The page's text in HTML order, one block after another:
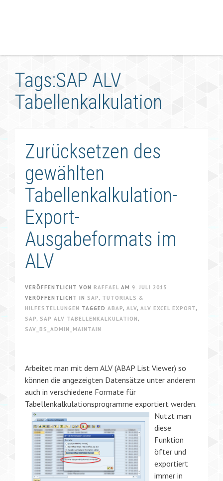
Tags:SAP ALV
Tabellenkalkulation
Zurücksetzen des
gewählten
Tabellenkalkulation-
Export-
Ausgabeformats im
ALV
VERÖFFENTLICHT VON RAFFAEL AM 9. JULI 2013
VERÖFFENTLICHT IN SAP, TUTORIALS &
HILFESTELLUNGEN TAGGED ABAP, ALV, ALV EXCEL EXPORT,
SAP, SAP ALV TABELLENKALKULATION ,
SAV_BS_ADMIN_MAINTAIN
Arbeitet man mit dem ALV (ABAP List Viewer) so
können die angezeigten Datensätze unter anderem
auch in verschiedene Formate für
Tabellenkalkulationsprogramme exportiert werden.
Nutzt man
diese
Funktion
öfter und
exportiert
immer in